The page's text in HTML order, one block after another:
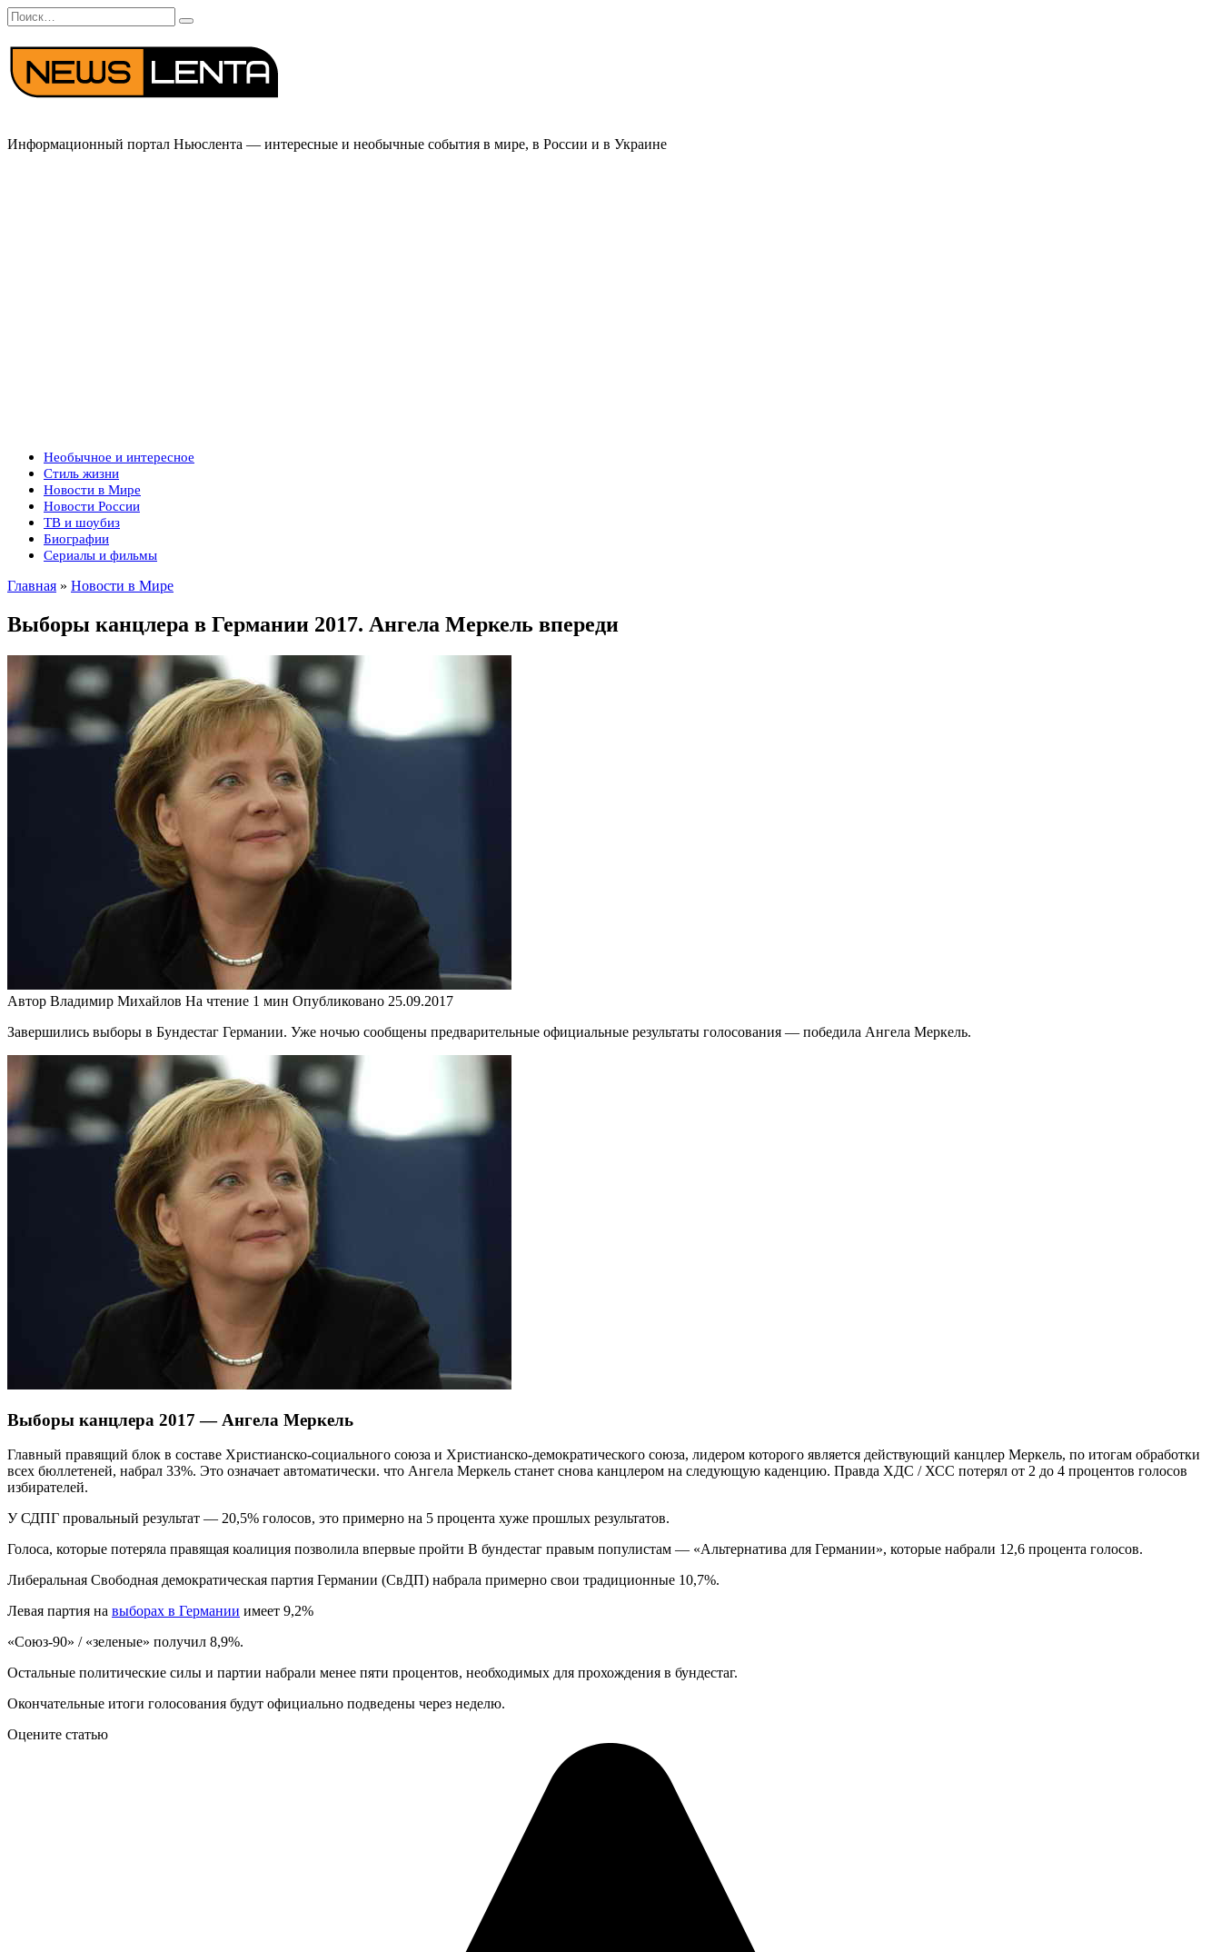
Перейти
к
содержанию
Search
for:
Информационный портал Ньюслента — интересные и необычные события в мире, в России и в Украине
Необычное и интересное
Стиль жизни
Новости в Мире
Новости России
ТВ и шоубиз
Биографии
Сериалы и фильмы
Главная » Новости в Мире
Выборы канцлера в Германии 2017. Ангела Меркель впереди
Автор Владимир Михайлов На чтение 1 мин Опубликовано 25.09.2017
Завершились выборы в Бундестаг Германии. Уже ночью сообщены предварительные официальные результаты голосования — победила Ангела Меркель.
Выборы канцлера 2017 — Ангела Меркель
Главный правящий блок в составе Христианско-социального союза и Христианско-демократического союза, лидером которого является действующий канцлер Меркель, по итогам обработки
всех бюллетеней, набрал 33%. Это означает автоматически. что Ангела Меркель станет снова канцлером на следующую каденцию. Правда ХДС / ХСС потерял от 2 до 4 процентов голосов
избирателей.
У СДПГ провальный результат — 20,5% голосов, это примерно на 5 процента хуже прошлых результатов.
Голоса, которые потеряла правящая коалиция позволила впервые пройти В бундестаг правым популистам — «Альтернатива для Германии», которые набрали 12,6 процента голосов.
Либеральная Свободная демократическая партия Германии (СвДП) набрала примерно свои традиционные 10,7%.
Левая партия на выборах в Германии имеет 9,2%
«Союз-90» / «зеленые» получил 8,9%.
Остальные политические силы и партии набрали менее пяти процентов, необходимых для прохождения в бундестаг.
Окончательные итоги голосования будут официально подведены через неделю.
Оцените статью